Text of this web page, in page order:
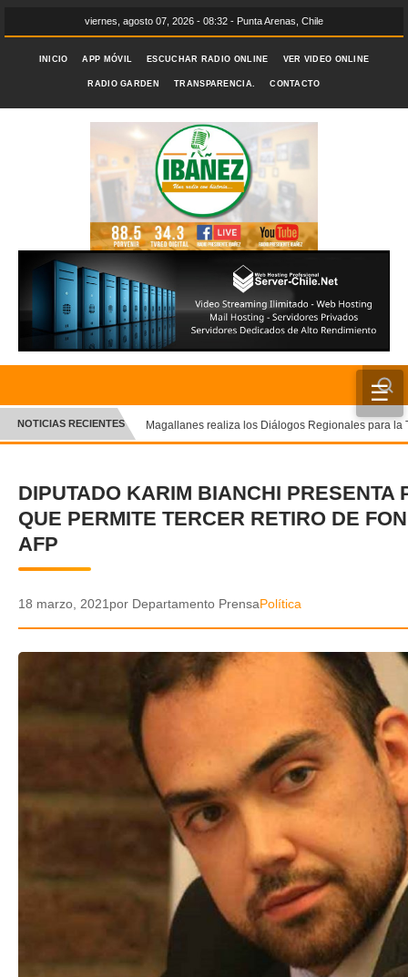
viernes, agosto 07, 2026 - 08:32 - Punta Arenas, Chile
INICIO APP MÓVIL ESCUCHAR RADIO ONLINE VER VIDEO ONLINE
RADIO GARDEN TRANSPARENCIA. CONTACTO
☰
INICIO
CRÓNICA
DEPORTES
ENTRETENIMIENTO Y CULTURA
AUDIOS
GALERIA DE FOTOS
✕
NOTICIAS RECIENTES Magallanes realiza los Diálogos Regionales para la
DIPUTADO KARIM BIANCHI PRESENTA
QUE PERMITE TERCER RETIRO DE
AFP
18 marzo, 2021por Departamento PrensaPolítica